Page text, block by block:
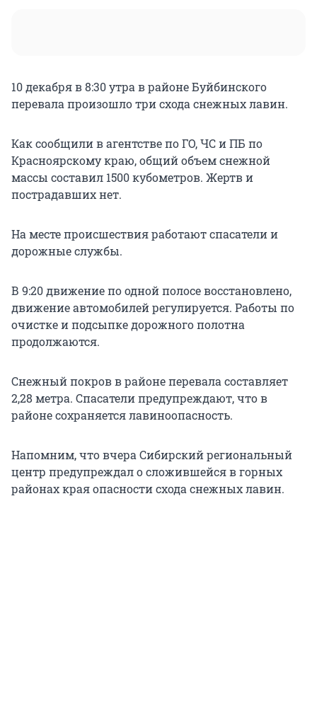
10 декабря в 8:30 утра в районе Буйбинского
перевала произошло три схода снежных лавин.
Как сообщили в агентстве по ГО, ЧС и ПБ по
Красноярскому краю, общий объем снежной
массы составил 1500 кубометров. Жертв и
пострадавших нет.
На месте происшествия работают спасатели и
дорожные службы.
В 9:20 движение по одной полосе восстановлено,
движение автомобилей регулируется. Работы по
очистке и подсыпке дорожного полотна
продолжаются.
Снежный покров в районе перевала составляет
2,28 метра. Спасатели предупреждают, что в
районе сохраняется лавиноопасность.
Напомним, что вчера Сибирский региональный
центр предупреждал о сложившейся в горных
районах края опасности схода снежных лавин.